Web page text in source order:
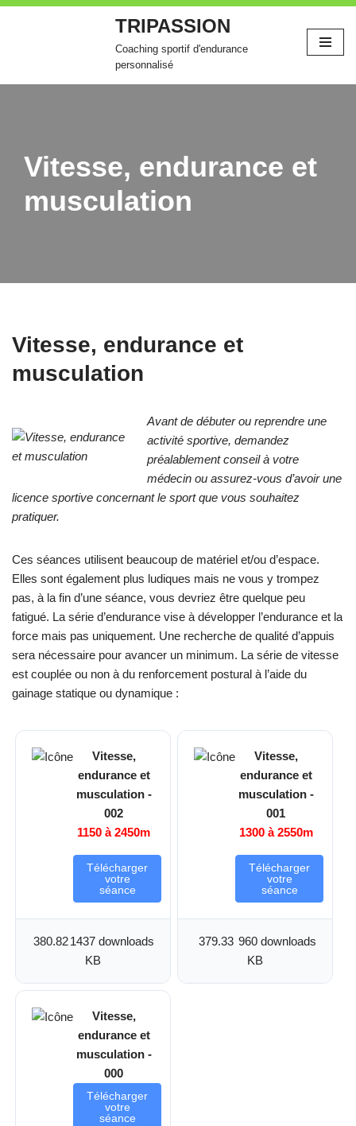
TRIPASSION
Coaching sportif d'endurance
personnalisé
Vitesse, endurance et
musculation
Vitesse, endurance et
musculation
Avant de débuter ou reprendre une
activité sportive, demandez
préalablement conseil à votre
médecin ou assurez-vous d’avoir une
licence sportive concernant le sport que vous souhaitez
pratiquer.
Ces séances utilisent beaucoup de matériel et/ou d’espace.
Elles sont également plus ludiques mais ne vous y trompez
pas, à la fin d’une séance, vous devriez être quelque peu
fatigué. La série d’endurance vise à développer l’endurance et la
force mais pas uniquement. Une recherche de qualité d’appuis
sera nécessaire pour avancer un minimum. La série de vitesse
est couplée ou non à du renforcement postural à l’aide du
gainage statique ou dynamique :
Vitesse,
endurance et
musculation -
002
1150 à 2450m
Télécharger
votre
séance
1437 downloads
380.82
KB
Vitesse,
endurance et
musculation -
001
1300 à 2550m
Télécharger
votre
séance
960 downloads
379.33
KB
Vitesse,
endurance et
musculation -
000
Télécharger
votre
séance